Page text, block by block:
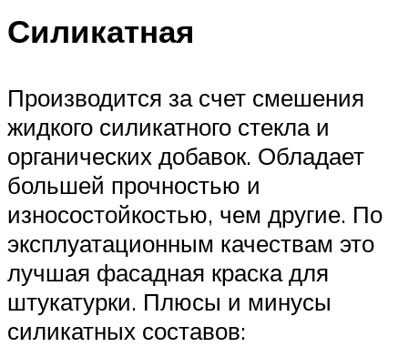
Силикатная
Производится за счет смешения
жидкого силикатного стекла и
органических добавок. Обладает
большей прочностью и
износостойкостью, чем другие. По
эксплуатационным качествам это
лучшая фасадная краска для
штукатурки. Плюсы и минусы
силикатных составов: